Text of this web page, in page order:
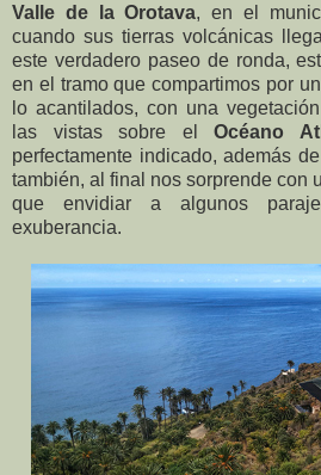
Valle de la Orotava, en el
cuando sus tierras volcánicas
este verdadero paseo de ronda,
en el tramo que compartimos por
lo acantilados, con una
las vistas sobre elOcéano
perfectamente indicado, además
también, al final nos sorprende con
que envidiar a algunos
exuberancia.